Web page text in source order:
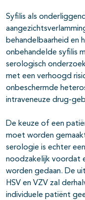
Syfilis als
behandelbaarheid en
onbehandelde syfilis
serologisch
met een verhoogd
onbeschermde
intraveneuze drug-
De keuze of een
moet worden
serologie is echter
noodzakelijk voordat
worden gedaan. De
HSV en VZV zal
individuele patiënt